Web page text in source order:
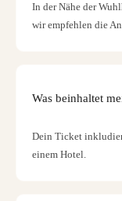
In der Nähe der
wir empfehlen die
Was beinhaltet
Dein Ticket
einem Hotel.